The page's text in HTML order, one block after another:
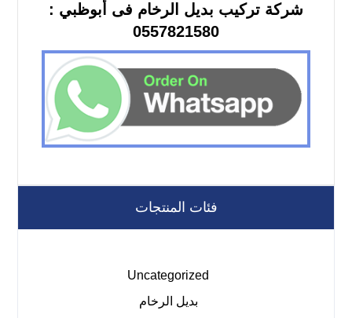
شركة تركيب بديل الرخام فى أبوظبي :
0557821580
فئات المنتجات
Uncategorized
بديل الرخام